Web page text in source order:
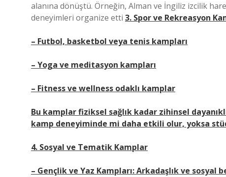
alanına dönüştü. Örneğin, Alman ve İngiliz izcilik
deneyimleri organize etti 3. Spor ve Rekreasyon
– Futbol, basketbol veya tenis kampları
– Yoga ve meditasyon kampları
– Fitness ve wellness odaklı kamplar
Bu kamplar fiziksel sağlık kadar zihinsel
kamp deneyiminde mi daha etkili olur, yoksa
4. Sosyal ve Tematik Kamplar
– Gençlik ve Yaz Kampları: Arkadaşlık ve